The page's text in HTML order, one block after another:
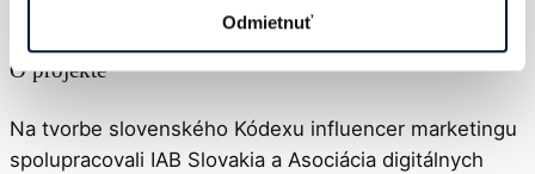
Odmietnuť
O projekte
Na tvorbe slovenského Kódexu influencer marketingu
spolupracovali IAB Slovakia a Asociácia digitálnych